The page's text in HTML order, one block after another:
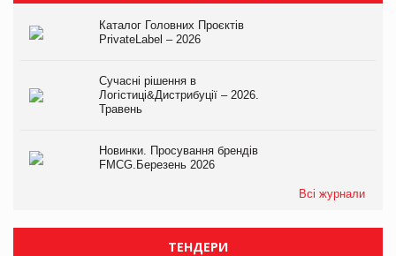
Каталог Головних Проєктів
PrivateLabel – 2026
Сучасні рішення в
Логістиці&Дистрибуції – 2026.
Травень
Новинки. Просування брендів
FMCG.Березень 2026
Всі журнали
ТЕНДЕРИ